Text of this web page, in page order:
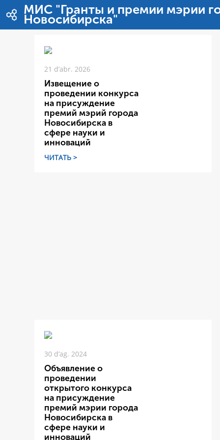
Salta al contigut
МИС "Гранты и премии мэрии
Новосибирска"
21 d’abr. 2026
Извещение о
проведении конкурса
на присуждение
премий мэрий города
Новосибирска в
сфере науки и
инноваций
ЧИТАТЬ >
30 d’ag. 2024
Объявление о
проведении
открытого конкурса
на присуждение
премий мэрии города
Новосибирска в
сфере науки и
инноваций